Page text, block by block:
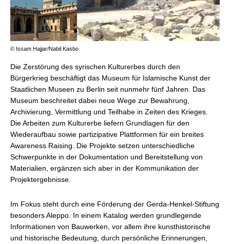
© Issam Hajjar/Nabil Kasbo
Die Zerstörung des syrischen Kulturerbes durch den
Bürgerkrieg beschäftigt das Museum für Islamische Kunst der
Staatlichen Museen zu Berlin seit nunmehr fünf Jahren. Das
Museum beschreitet dabei neue Wege zur Bewahrung,
Archivierung, Vermittlung und Teilhabe in Zeiten des Krieges.
Die Arbeiten zum Kulturerbe liefern Grundlagen für den
Wiederaufbau sowie partizipative Plattformen für ein breites
Awareness Raising. Die Projekte setzen unterschiedliche
Schwerpunkte in der Dokumentation und Bereitstellung von
Materialien, ergänzen sich aber in der Kommunikation der
Projektergebnisse.
Im Fokus steht durch eine Förderung der Gerda-Henkel-Stiftung
besonders Aleppo. In einem Katalog werden grundlegende
Informationen von Bauwerken, vor allem ihre kunsthistorische
und historische Bedeutung, durch persönliche Erinnerungen,